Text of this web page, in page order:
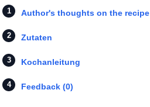
Author's thoughts on the recipe
Zutaten
Kochanleitung
Feedback (0)